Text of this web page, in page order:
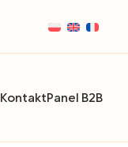
KontaktPanel B2B